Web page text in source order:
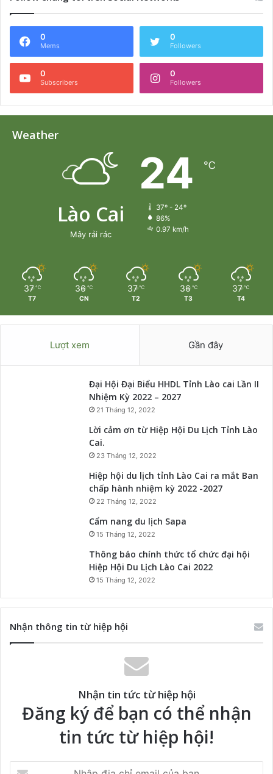
0
Mems
0
Followers
0
Subscribers
0
Followers
Weather
Lào Cai
Mây rải rác
24 ℃
37º - 24º
86%
0.97 km/h
37 ℃
T7
36 ℃
CN
37 ℃
T2
36 ℃
T3
37 ℃
T4
Lượt xem Gần đây
Đại Hội Đại Biểu HHDL Tỉnh Lào cai Lần II
Nhiệm Kỳ 2022 – 2027
21 Tháng 12, 2022
Lời cảm ơn từ Hiệp Hội Du Lịch Tỉnh Lào
Cai.
23 Tháng 12, 2022
Hiệp hội du lịch tỉnh Lào Cai ra mắt Ban
chấp hành nhiệm kỳ 2022 -2027
22 Tháng 12, 2022
Cẩm nang du lịch Sapa
15 Tháng 12, 2022
Thông báo chính thức tổ chức đại hội
Hiệp Hội Du Lịch Lào Cai 2022
15 Tháng 12, 2022
Nhận thông tin từ hiệp hội
Nhận tin tức từ hiệp hội
Đăng ký để bạn có thể nhận
tin tức từ hiệp hội!